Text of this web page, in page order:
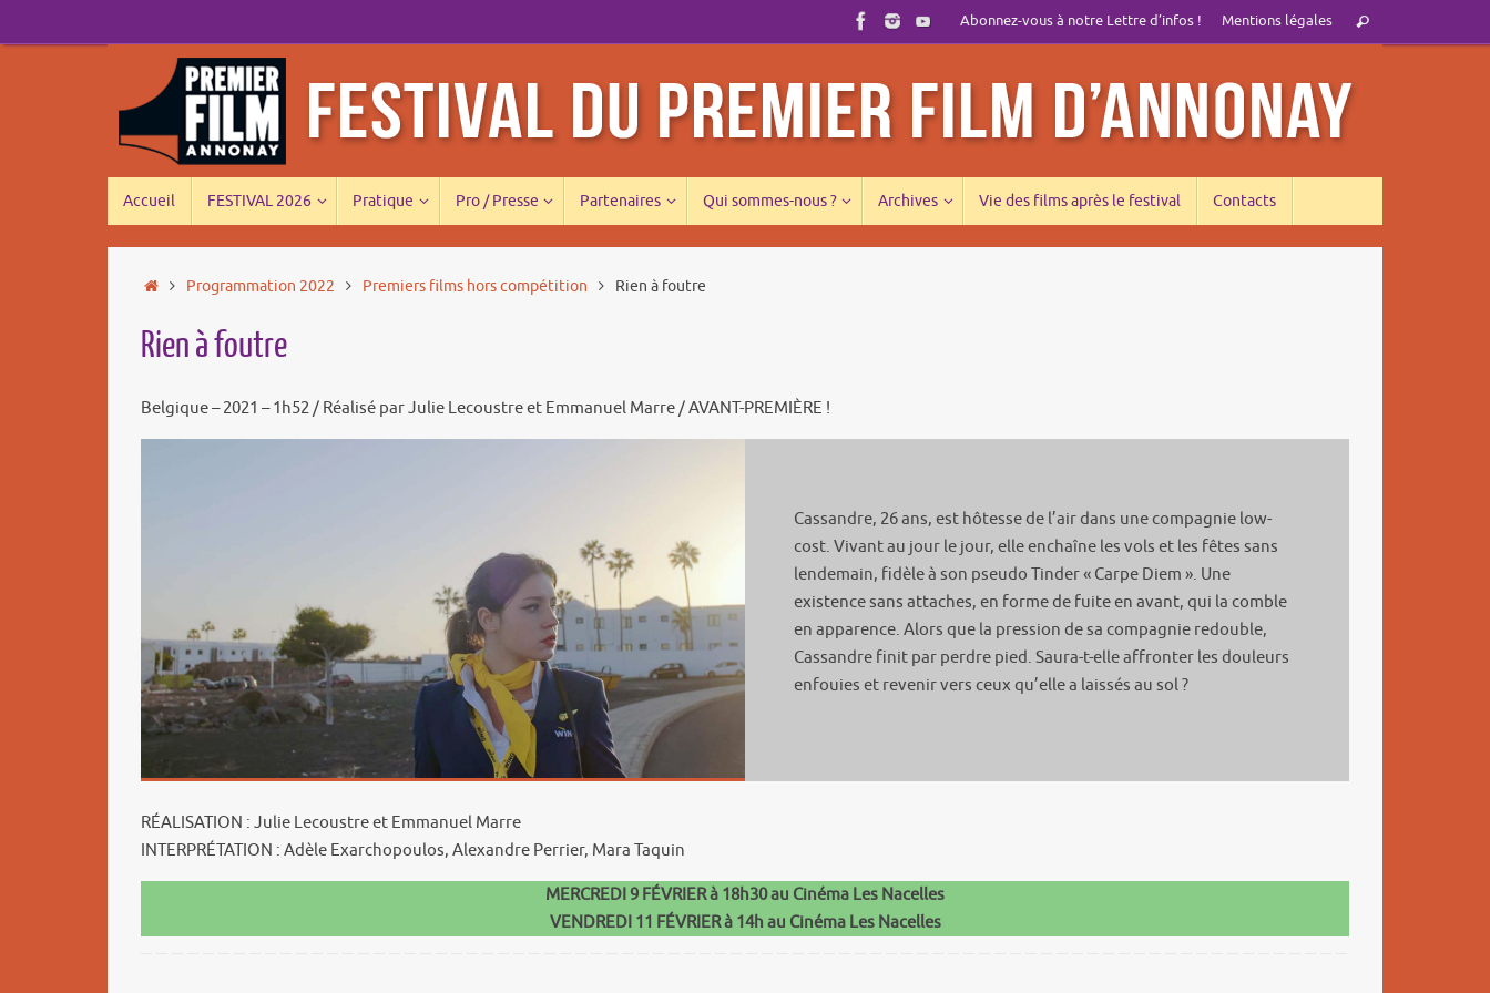
au
Abonnez-vous à notre Lettre d’infos ! Mentions légales
pour
Rechercher
Accueil FESTIVAL 2026 Pratique Pro / Presse Partenaires Qui sommes-nous ? Archives Vie des films après le festival Contacts
Accueil
Programmation 2022 Premiers films hors compétition Rien à foutre
Rien à foutre
Belgique – 2021 – 1h52 / Réalisé par Julie Lecoustre et Emmanuel Marre / AVANT-PREMIÈRE !
Cassandre, 26 ans, est hôtesse de l’air dans une compagnie low-
cost. Vivant au jour le jour, elle enchaîne les vols et les fêtes sans
lendemain, fidèle à son pseudo Tinder « Carpe Diem ». Une
existence sans attaches, en forme de fuite en avant, qui la comble
en apparence. Alors que la pression de sa compagnie redouble,
Cassandre finit par perdre pied. Saura-t-elle affronter les douleurs
enfouies et revenir vers ceux qu’elle a laissés au sol ?
RÉALISATION : Julie Lecoustre et Emmanuel Marre
INTERPRÉTATION : Adèle Exarchopoulos, Alexandre Perrier, Mara Taquin
MERCREDI 9 FÉVRIER à 18h30 au Cinéma Les Nacelles
VENDREDI 11 FÉVRIER à 14h au Cinéma Les Nacelles